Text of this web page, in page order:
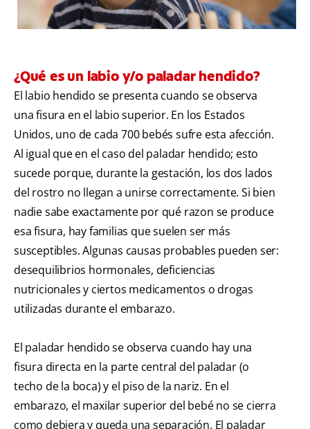
¿Qué es un labio y/o paladar hendido?
El labio hendido se presenta cuando se observa
una fisura en el labio superior. En los Estados
Unidos, uno de cada 700 bebés sufre esta afección.
Al igual que en el caso del paladar hendido; esto
sucede porque, durante la gestación, los dos lados
del rostro no llegan a unirse correctamente. Si bien
nadie sabe exactamente por qué razon se produce
esa fisura, hay familias que suelen ser más
susceptibles. Algunas causas probables pueden ser:
desequilibrios hormonales, deficiencias
nutricionales y ciertos medicamentos o drogas
utilizadas durante el embarazo.
El paladar hendido se observa cuando hay una
fisura directa en la parte central del paladar (o
techo de la boca) y el piso de la nariz. En el
embarazo, el maxilar superior del bebé no se cierra
como debiera y queda una separación. El paladar